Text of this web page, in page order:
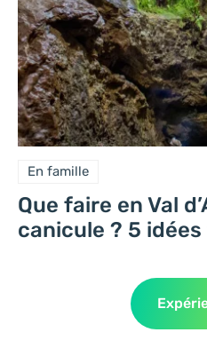
En famille
Que faire en Val
canicule ? 5